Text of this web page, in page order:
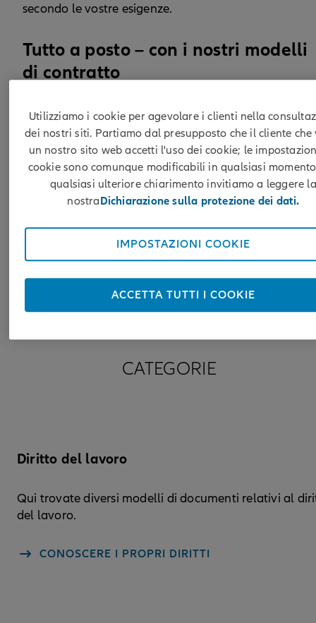
secondo le vostre esigenze.
Tutto a posto – con i nostri modelli
di contratto
Regolate sempre con un contratto scritto le
attività che coinvolgono somme elevate di
denaro o che comportano impegni a lungo
termine.
Indicate sempre i nomi completi e gli
aggiornati di tutte le parti contraenti. Ciò
facilita l'identificazione corretta della
controparte in caso di controversia.
firmato.
CATEGORIE
Diritto del lavoro
Qui trovate diversi modelli di documenti relativi al
del lavoro.
CONOSCERE I PROPRI DIRITTI
Utilizziamo i cookie per agevolare i clienti nella
dei nostri siti. Partiamo dal presupposto che il cliente che
un nostro sito web accetti l'uso dei cookie; le
cookie sono comunque modificabili in qualsiasi
qualsiasi ulteriore chiarimento invitiamo a leggere la
nostraDichiarazione sulla protezione dei dati.
IMPOSTAZIONI COOKIE
ACCETTA TUTTI I COOKIE